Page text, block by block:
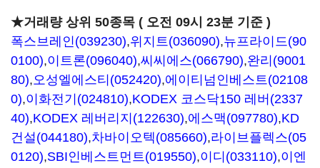
★거래량 상위 50종목 ( 오전 09시 23분 기준 )
폭스브레인(039230),위지트(036090),뉴프라이드(90
0100),이트론(096040),씨씨에스(066790),완리(9001
80),오성엘에스티(052420),에이티넘인베스트(02108
0),이화전기(024810),KODEX 코스닥150 레버(2337
40),KODEX 레버리지(122630),에스맥(097780),KD
건설(044180),차바이오텍(085660),라이브플렉스(05
0120),SBI인베스트먼트(019550),이디(033110),이엔